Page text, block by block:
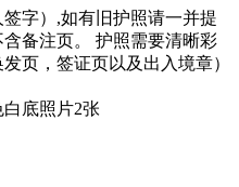
签字）,如有旧护照请一并提
备注页。 护照需要清晰彩
页，签证页以及出入境章）
底照片2张